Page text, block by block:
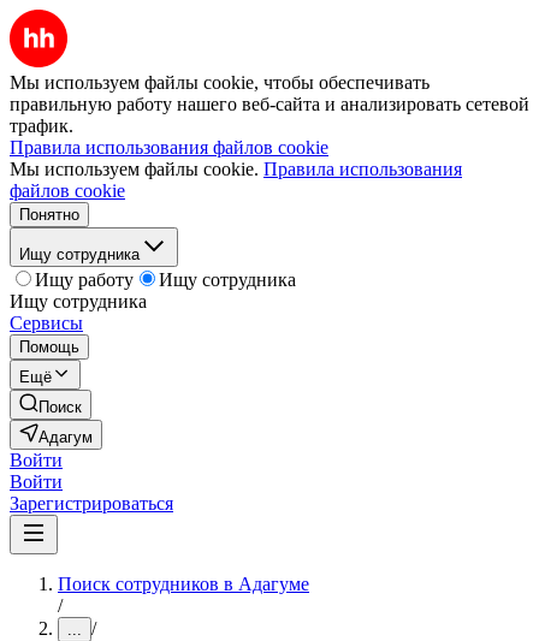
Мы используем файлы cookie, чтобы обеспечивать
правильную работу нашего веб-сайта и анализировать сетевой
трафик.
Правила использования файлов cookie
Мы используем файлы cookie. Правила использования
файлов cookie
Понятно
Ищу сотрудника
Ищу работу
Ищу сотрудника
Ищу сотрудника
Сервисы
Помощь
Ещё
Поиск
Адагум
Войти
Войти
Зарегистрироваться
Поиск сотрудников в Адагуме
/
... /